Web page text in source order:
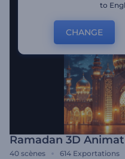
Ramadan 3D
40 scènes 614 Exportations
to
CHANGE